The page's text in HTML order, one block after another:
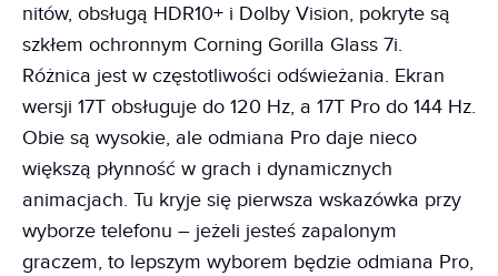
nitów, obsługą HDR10+ i Dolby Vision, pokryte są
szkłem ochronnym Corning Gorilla Glass 7i.
Różnica jest w częstotliwości odświeżania. Ekran
wersji 17T obsługuje do 120 Hz, a 17T Pro do 144 Hz.
Obie są wysokie, ale odmiana Pro daje nieco
większą płynność w grach i dynamicznych
animacjach. Tu kryje się pierwsza wskazówka przy
wyborze telefonu – jeżeli jesteś zapalonym
graczem, to lepszym wyborem będzie odmiana Pro,